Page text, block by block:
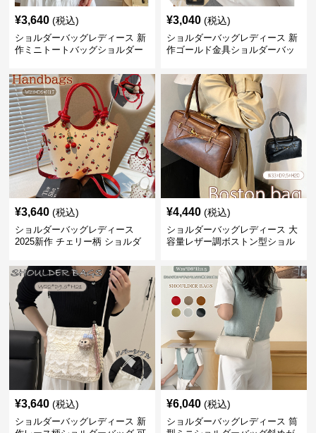
¥3,640 (税込)
ショルダーバッグレディース 新
作ミニトートバッグショルダー
¥3,040 (税込)
ショルダーバッグレディース 新
作ゴールド金具ショルダーバッ
¥3,640 (税込)
ショルダーバッグレディース
2025新作 チェリー柄 ショルダ
3way
¥4,440 (税込)
ショルダーバッグレディース 大
容量レザー調ボストン型ショル
¥3,640 (税込)
ショルダーバッグレディース 新
¥6,040 (税込)
ショルダーバッグレディース 筒